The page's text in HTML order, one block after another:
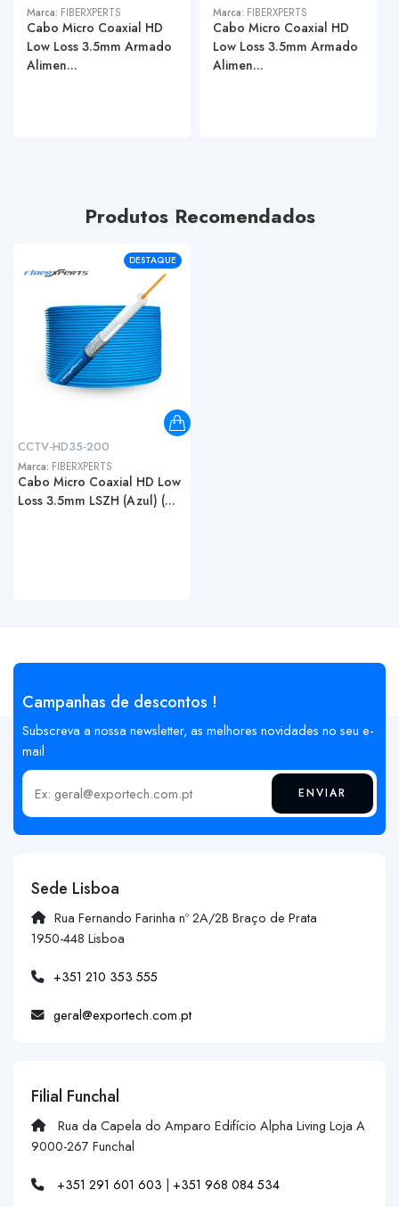
Marca: FIBERXPERTS
Cabo Micro Coaxial HD
Low Loss 3.5mm Armado
Alimen...
Marca: FIBERXPERTS
Cabo Micro Coaxial HD
Low Loss 3.5mm Armado
Alimen...
Produtos Recomendados
DESTAQUE
CCTV-HD35-200
Marca: FIBERXPERTS
Cabo Micro Coaxial HD Low
Loss 3.5mm LSZH (Azul) (...
Campanhas de descontos !
Subscreva a nossa newsletter, as melhores novidades no seu e-
mail
Insira o seu email ENVIAR
Sede Lisboa
Rua Fernando Farinha nº 2A/2B Braço de Prata
1950-448 Lisboa
+351 210 353 555
geral@exportech.com.pt
Filial Funchal
Rua da Capela do Amparo Edifício Alpha Living Loja A
9000-267 Funchal
+351 291 601 603 | +351 968 084 534